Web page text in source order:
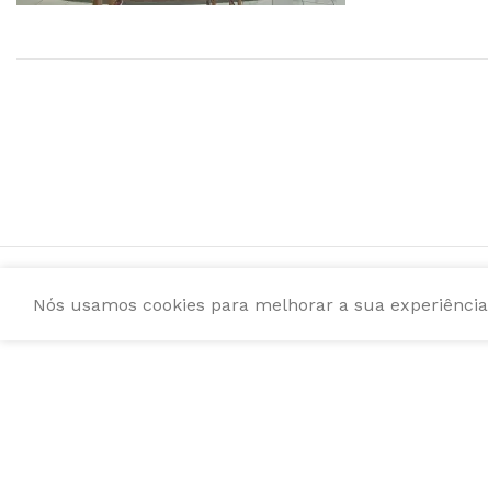
Nós usamos cookies para melhorar a sua